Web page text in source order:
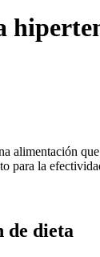
alimentación
para la
de dieta